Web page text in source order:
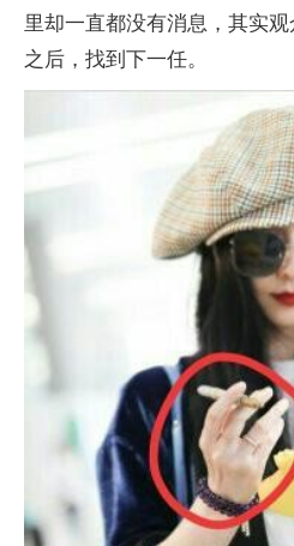
里却一直都没有消息，其实
之后，找到下一任。